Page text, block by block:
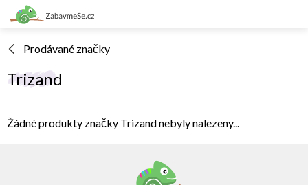
Přejít
na
Prodávané značky
Trizand
Žádné produkty značky Trizandnebyly nalezeny...